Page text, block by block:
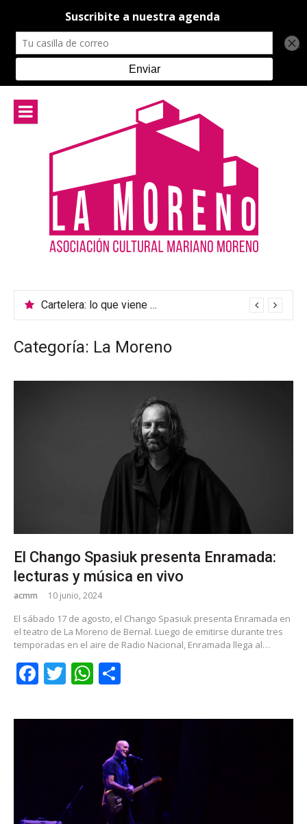
contenido
Cartelera: lo que viene en el teatro de La MorenoMúsica Argentina: un encuentro para celebrar la diversidad cultural
Categoría: La Moreno
El Chango Spasiuk presenta Enramada:
lecturas y música en vivo
acmm 10 junio, 2024
El sábado 17 de agosto, el Chango Spasiuk presenta Enramada en
el teatro de La Moreno de Bernal. Luego de emitirse durante tres
temporadas en el aire de Radio Nacional, Enramada llega al…
Facebook
TwitterWhatsApp